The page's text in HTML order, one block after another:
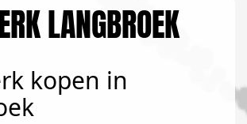
LANGBROEK
kopen in